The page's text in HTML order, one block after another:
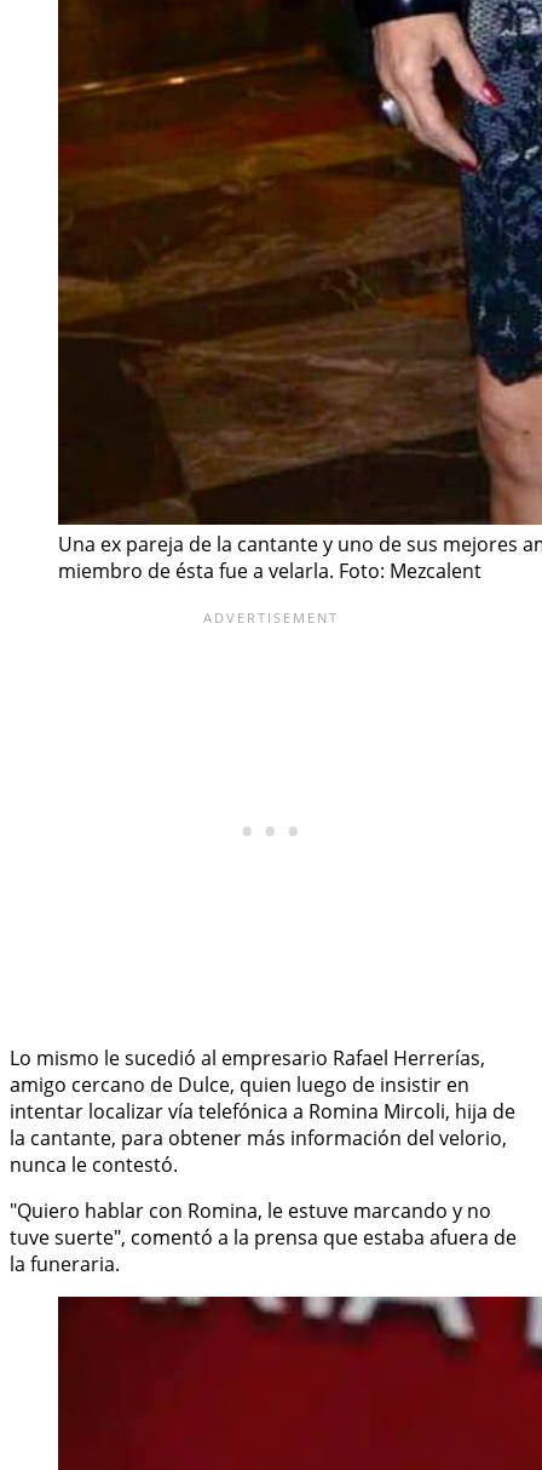
Una ex pareja de la cantante y uno de sus mejores
miembro de ésta fue a velarla. Foto: Mezcalent
Lo mismo le sucedió al empresario Rafael Herrerías,
amigo cercano de Dulce, quien luego de insistir en
intentar localizar vía telefónica a Romina Mircoli, hija de
la cantante, para obtener más información del velorio,
nunca le contestó.
"Quiero hablar con Romina, le estuve marcando y no
tuve suerte", comentó a la prensa que estaba afuera de
la funeraria.